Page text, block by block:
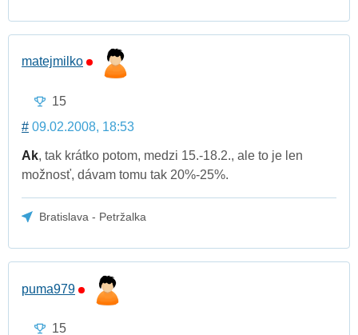
matejmilko
15
# 09.02.2008, 18:53
Ak, tak krátko potom, medzi 15.-18.2., ale to je len
možnosť, dávam tomu tak 20%-25%.
Bratislava - Petržalka
puma979
15